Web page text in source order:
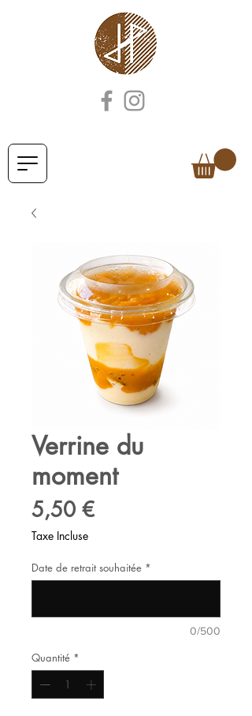
Verrine du
moment
5,50 €Prix
Taxe Incluse
Date de retrait souhaitée *
0/500
Quantité *